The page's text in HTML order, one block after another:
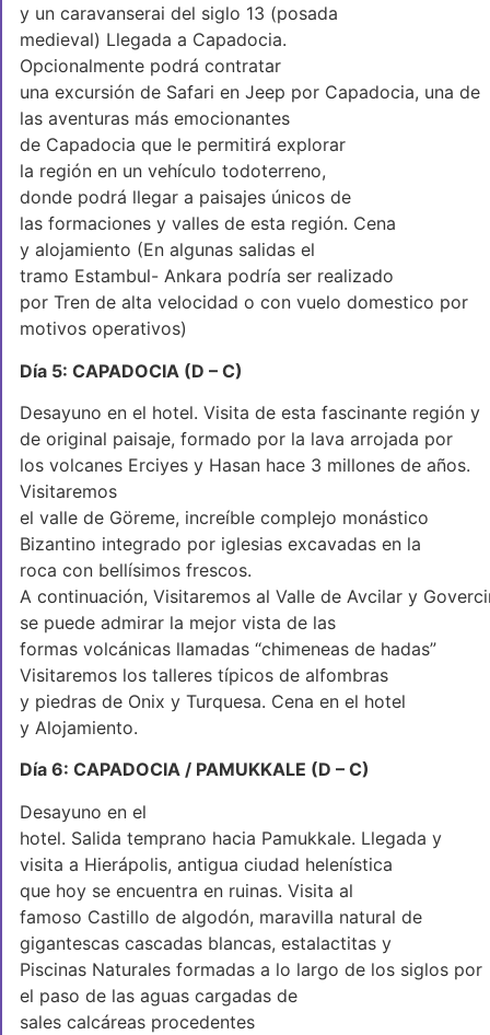
y un caravanserai del siglo 13 (posada
medieval) Llegada a Capadocia.
Opcionalmente podrá contratar
una excursión de Safari en Jeep por Capadocia, una de
las aventuras más emocionantes
de Capadocia que le permitirá explorar
la región en un vehículo todoterreno,
donde podrá llegar a paisajes únicos de
las formaciones y valles de esta región. Cena
y alojamiento (En algunas salidas el
tramo Estambul- Ankara podría ser realizado
por Tren de alta velocidad o con vuelo domestico por
motivos operativos)
Día 5: CAPADOCIA (D – C)
Desayuno en el hotel. Visita de esta fascinante región y
de original paisaje, formado por la lava arrojada por
los volcanes Erciyes y Hasan hace 3 millones de años.
Visitaremos
el valle de Göreme, increíble complejo monástico
Bizantino integrado por iglesias excavadas en la
roca con bellísimos frescos.
A continuación, Visitaremos al Valle de Avcilar y
se puede admirar la mejor vista de las
formas volcánicas llamadas “chimeneas de hadas”
Visitaremos los talleres típicos de alfombras
y piedras de Onix y Turquesa. Cena en el hotel
y Alojamiento.
Día 6: CAPADOCIA / PAMUKKALE (D – C)
Desayuno en el
hotel. Salida temprano hacia Pamukkale. Llegada y
visita a Hierápolis, antigua ciudad helenística
que hoy se encuentra en ruinas. Visita al
famoso Castillo de algodón, maravilla natural de
gigantescas cascadas blancas, estalactitas y
Piscinas Naturales formadas a lo largo de los siglos por
el paso de las aguas cargadas de
sales calcáreas procedentes